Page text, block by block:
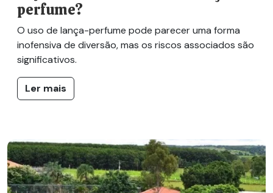
perfume?
O uso de lança-perfume pode parecer uma forma
inofensiva de diversão, mas os riscos associados são
significativos.
Ler mais